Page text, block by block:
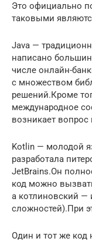
Это официально
таковыми
Java —
написано
числе онлайн-
с множеством
решений.Кроме
международное
возникает вопрос
Kotlin — молодой
разработала
JetBrains.Он
код можно
а котлиновский —
сложностей).При
Один и тот же код